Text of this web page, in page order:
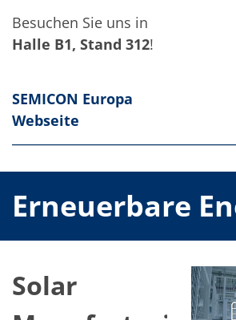
Besuchen Sie uns in
Halle B1, Stand 312!
SEMICON Europa
Webseite
Erneuerbare
Solar